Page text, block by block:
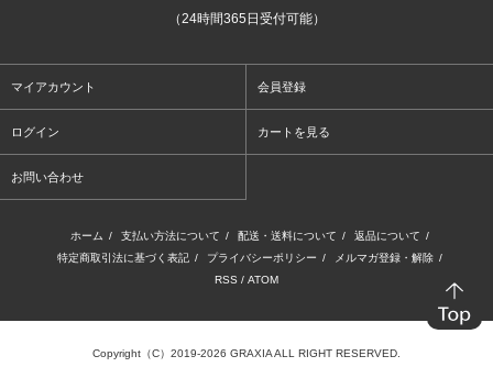
（24時間365日受付可能）
マイアカウント 会員登録
ログイン カートを見る
お問い合わせ
ホーム / 支払い方法について / 配送・送料について / 返品について /
特定商取引法に基づく表記 / プライバシーポリシー / メルマガ登録・解除 /
RSS / ATOM
Copyright（C）2019-2026 GRAXIA ALL RIGHT RESERVED.